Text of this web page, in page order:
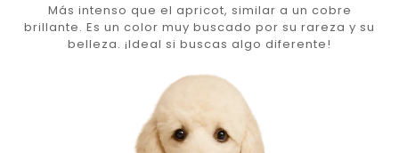
Más intenso que el apricot, similar a un cobre
brillante. Es un color muy buscado por su rareza y su
belleza. ¡Ideal si buscas algo diferente!